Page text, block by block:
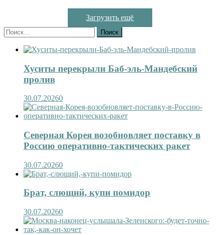
Загрузить ещё
Найти:
Хуситы перекрыли Баб-эль-Мандебский
пролив
30.07.20260
Северная Корея возобновляет поставку в
Россию оперативно-тактических ракет
30.07.20260
Брат, слющий, купи помидор
30.07.20260